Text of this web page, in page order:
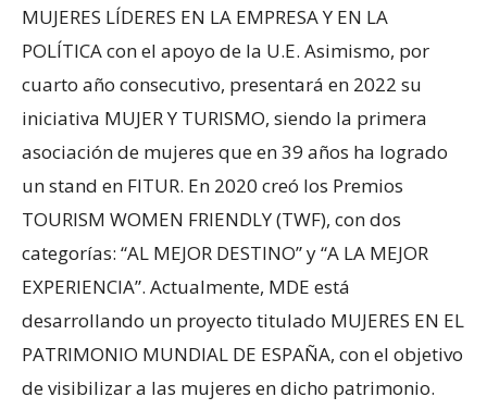
MUJERES LÍDERES EN LA EMPRESA Y EN LA
POLÍTICA con el apoyo de la U.E. Asimismo, por
cuarto año consecutivo, presentará en 2022 su
iniciativa MUJER Y TURISMO, siendo la primera
asociación de mujeres que en 39 años ha logrado
un stand en FITUR. En 2020 creó los Premios
TOURISM WOMEN FRIENDLY (TWF), con dos
categorías: “AL MEJOR DESTINO” y “A LA MEJOR
EXPERIENCIA”. Actualmente, MDE está
desarrollando un proyecto titulado MUJERES EN EL
PATRIMONIO MUNDIAL DE ESPAÑA, con el objetivo
de visibilizar a las mujeres en dicho patrimonio.